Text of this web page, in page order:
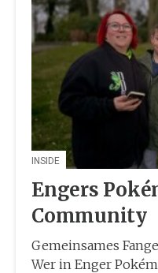
INSIDE
Engers
Community
Gemeinsames
Wer in Enger